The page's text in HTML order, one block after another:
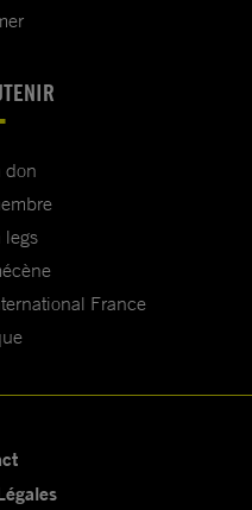
don
legs
France